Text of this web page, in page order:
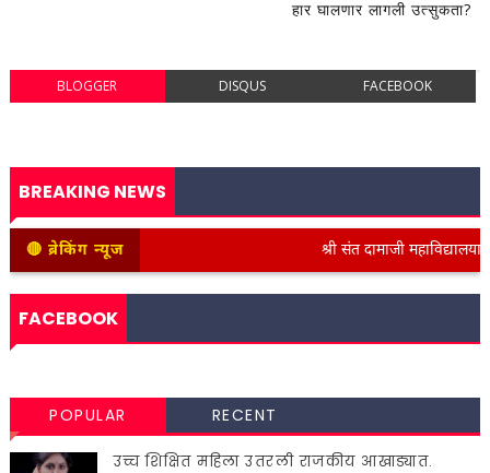
हार घालणार लागली उत्सुकता?
BLOGGER DISQUS FACEBOOK
BREAKING NEWS
🔴 ब्रेकिंग न्यूज श्री संत दामाजी
FACEBOOK
POPULAR RECENT
उच्च शिक्षित महिला उतरली राजकीय आखाड्यात.